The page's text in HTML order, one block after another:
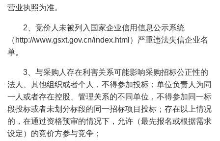
营业执照为准。
2、竞价人未被列入国家企业信用信息公示系统
（http://www.gsxt.gov.cn/index.html）严重违法失信企业名
单。
3、与采购人存在利害关系可能影响采购招标公正性的
法人、其他组织或者个人，不得参加投标；单位负责人为同
一人或者存在控股、管理关系的不同单位，不得参加同一标
段投标或者未划分标段的同一招标项目投标；存在以上情况
的，在通过资格预审的情况下，允许（最先报名或根据需求
设定）的竞价方参与竞争；